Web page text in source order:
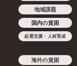
地域課題
国内の貧困
起業支援・人材育成
海外の貧困